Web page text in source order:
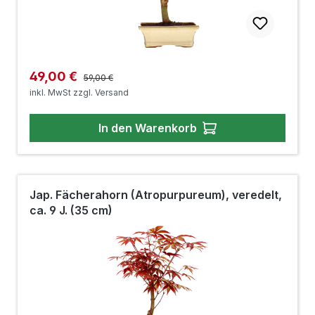
Verkaufspreis:
49,00 € Regulärer Preis:
59,00 €
inkl. MwSt zzgl. Versand
In den Warenkorb
Jap. Fächerahorn (Atropurpureum), veredelt,
ca. 9 J. (35 cm)